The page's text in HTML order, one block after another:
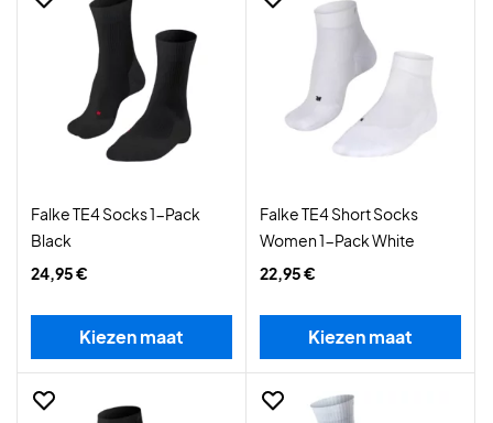
Falke TE4 Socks 1-Pack
Black
24,95 €
Kiezen maat
Falke TE4 Short Socks
Women 1-Pack White
22,95 €
Kiezen maat